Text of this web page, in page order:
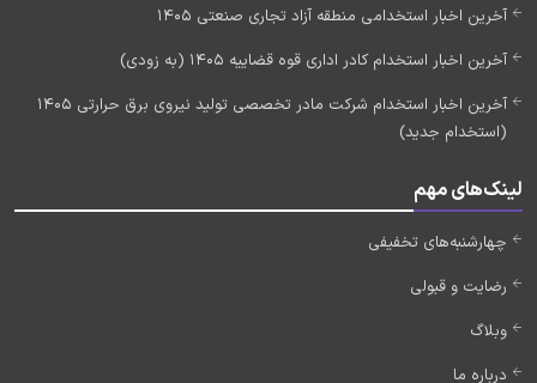
آخرین اخبار استخدامی منطقه آزاد تجاری صنعتی 1405
آخرین اخبار استخدام کادر اداری قوه قضاییه 1405 (به زودی)
آخرین اخبار استخدام شرکت مادر تخصصی تولید نیروی برق حرارتی 1405
(استخدام جدید)
لینک‌های مهم
چهارشنبه‌های تخفیفی
رضایت و قبولی
وبلاگ
درباره ما